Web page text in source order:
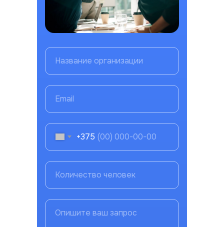
Название организации
Email
+375
Количество человек
Опишите ваш запрос